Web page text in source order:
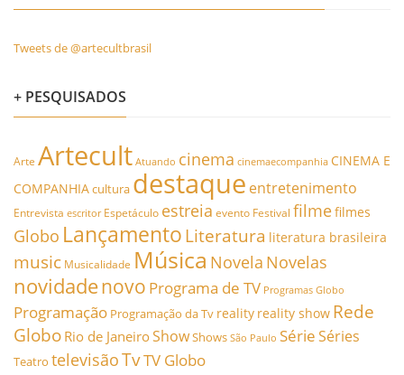
Tweets de @artecultbrasil
+ PESQUISADOS
Arte Artecult Atuando cinema cinemaecompanhia CINEMA E
COMPANHIAcultura destaque entretenimento
Entrevista escritor Espetáculo estreia evento Festival filmefilmes
Globo Lançamento Literatura literatura brasileira
music Musicalidade Música Novela Novelas
novidadenovo Programa de TV Programas Globo
Programação Programação da Tv reality reality show Rede
Globo Rio de JaneiroShowShows São Paulo SérieSéries
Teatro televisãoTvTV Globo